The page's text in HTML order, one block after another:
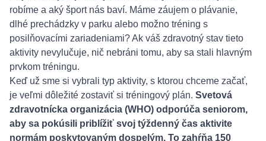
robíme a aký šport nás baví. Máme záujem o plávanie,
dlhé prechádzky v parku alebo možno tréning s
posilňovacími zariadeniami? Ak váš zdravotný stav tieto
aktivity nevylučuje, nič nebráni tomu, aby sa stali hlavným
prvkom tréningu.
Keď už sme si vybrali typ aktivity, s ktorou chceme začať,
je veľmi dôležité zostaviť si tréningový plán. Svetová
zdravotnícka organizácia (WHO) odporúča seniorom,
aby sa pokúsili priblížiť svoj týždenný čas aktivite
normám poskytovaným dospelým. To zahŕňa 150